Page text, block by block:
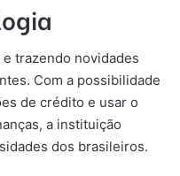
trazendo novidades
Com a possibilidade
de crédito e usar o
a instituição
dos brasileiros.